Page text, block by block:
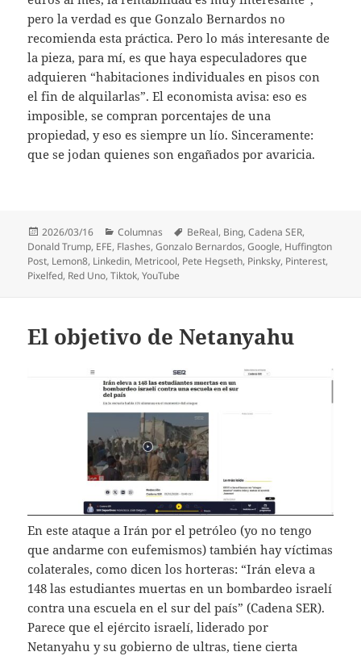
pero la verdad es que Gonzalo Bernardos no
recomienda esta práctica. Pero lo más interesante de
la pieza, para mí, es que haya especuladores que
adquieren “habitaciones individuales en pisos con
el fin de alquilarlas”. El economista avisa: eso es
imposible, se compran porcentajes de una
propiedad, y eso es siempre un lío. Sinceramente:
que se jodan quienes son engañados por avaricia.
Publicado
el
2026/03/16 Categorías
Columnas Etiquetas
BeReal, Bing,Cadena SER,
Donald Trump, EFE, Flashes,Gonzalo Bernardos,Google, Huffington
Post, Lemon8, Linkedin, Metricool, Pete Hegseth, Pinksky, Pinterest,
Pixelfed, Red Uno,Tiktok,YouTube
El objetivo de Netanyahu
En este ataque a Irán por el petróleo (yo no tengo
que andarme con eufemismos) también hay víctimas
colaterales, como dicen los horteras: “Irán eleva a
148 las estudiantes muertas en un bombardeo israelí
contra una escuela en el sur del país” (Cadena SER).
Parece que el ejército israelí, liderado por
Netanyahu y su gobierno de ultras, tiene cierta